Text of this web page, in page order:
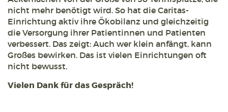
nicht mehr benötigt wird. So hat die Caritas-
Einrichtung aktiv ihre Ökobilanz und gleichzeitig
die Versorgung ihrer Patientinnen und Patienten
verbessert. Das zeigt: Auch wer klein anfängt, kann
Großes bewirken. Das ist vielen Einrichtungen oft
nicht bewusst.
Vielen Dank für das Gespräch!